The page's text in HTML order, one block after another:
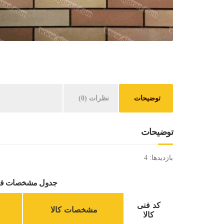
توضیحات نظرات (0)
توضیحات
بازدیدها: 4
جدول مشخصات
کد فنی
کالا
مشخصات کالا